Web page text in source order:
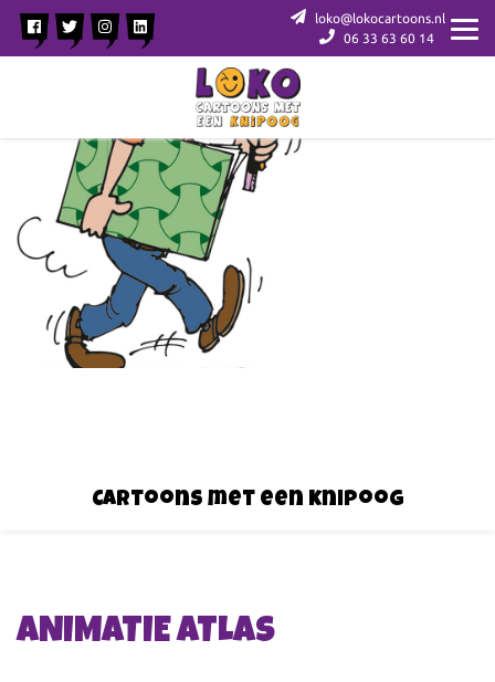
loko@lokocartoons.nl
06 33 63 60 14
Cartoons met een knipoog
ANIMATIE ATLAS